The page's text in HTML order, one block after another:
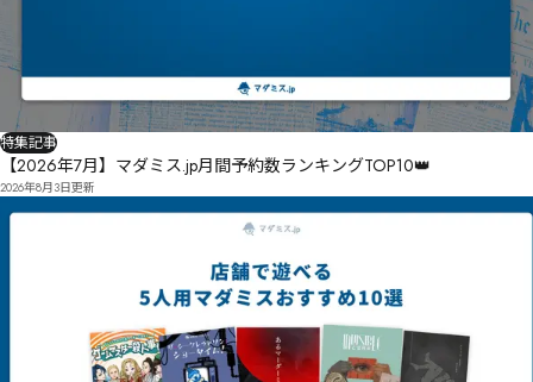
特集記事
【2026年7月】マダミス.jp月間予約数ランキングTOP10👑
2026年8月3日更新